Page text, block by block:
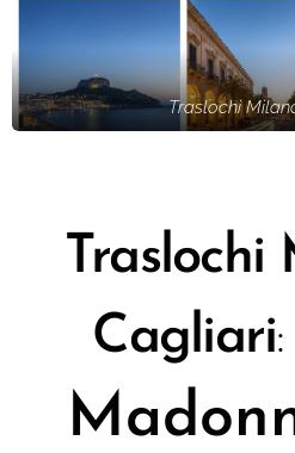
Traslochi
Traslochi
Cagliari: